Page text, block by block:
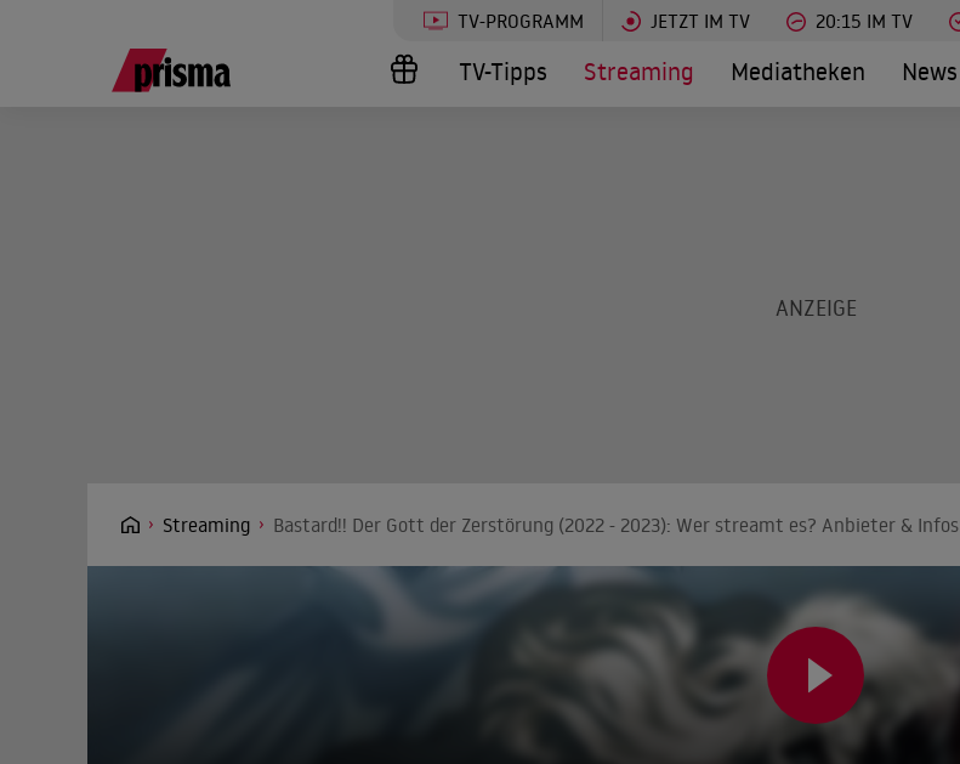
TV-PROGRAMM JETZT IM TV 20:15 IM TV
TV-Tipps Streaming Mediatheken News
Streaming Bastard!! Der Gott der Zerstörung (2022 - 2023): Wer streamt es? Anbieter & Infos